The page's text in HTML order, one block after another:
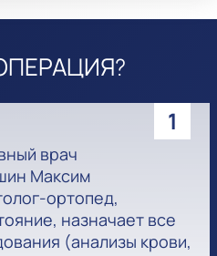
1
врач
Максим
ортопед,
назначает все
(анализы крови,